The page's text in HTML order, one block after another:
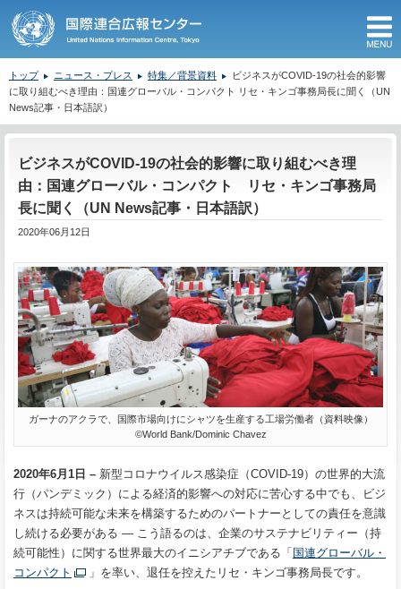
トップ ニュース・プレス 特集／背景資料
ビジネスがCOVID-19の社会的影響
に取り組むべき理由：国連グローバル・コンパクト リセ・キンゴ事務局長に聞く（UN
News記事・日本語訳）
ビジネスがCOVID-19の社会的影響に取り組むべき理
由：国連グローバル・コンパクト リセ・キンゴ事務局
長に聞く（UN News記事・日本語訳）
2020年06月12日
ガーナのアクラで、国際市場向けにシャツを生産する工場労働者（資料映像）
©World Bank/Dominic Chavez
2020年6月1日 – 新型コロナウイルス感染症（COVID-19）の世界的大流
行（パンデミック）による経済的影響への対応に苦心する中でも、ビジ
ネスは持続可能な未来を構築するためのパートナーとしての責任を意識
し続ける必要がある ― こう語るのは、企業のサステナビリティー（持
続可能性）に関する世界最大のイニシアチブである「 国連グローバル・
コンパクト
」を率い、退任を控えたリセ・キンゴ事務局長です。